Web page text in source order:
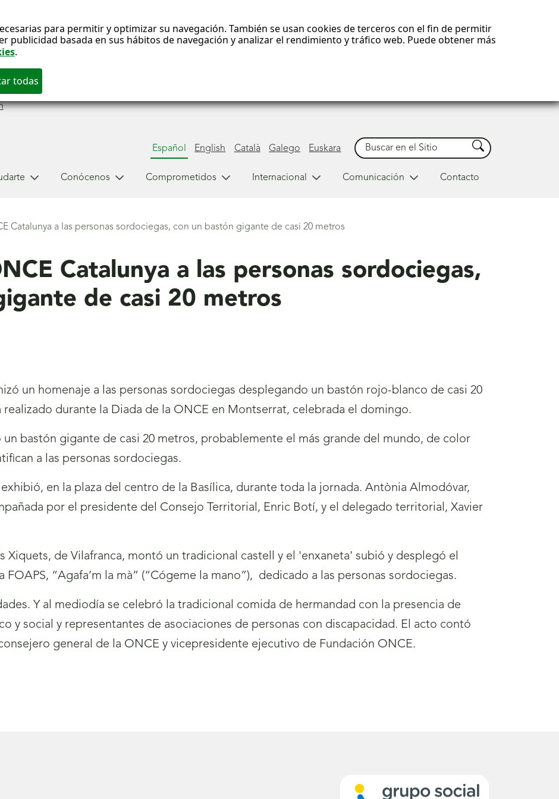
para permitir y optimizar su navegación. También se usan cookies de terceros con el fin de permitir
publicidad basada en sus hábitos de navegación y analizar el rendimiento y tráfico web. Puede obtener más
.
Español English Català Galego Euskara
Buscar Buscar
Conócenos Comprometidos Internacional Comunicación Contacto
Catalunya a las personas sordociegas, con un bastón gigante de casi 20 metros
Catalunya a las personas sordociegas,
de casi 20 metros
un homenaje a las personas sordociegas desplegando un bastón rojo-blanco de casi 20
realizado durante la Diada de la ONCE en Montserrat, celebrada el domingo.
un bastón gigante de casi 20 metros, probablemente el más grande del mundo, de color
a las personas sordociegas.
en la plaza del centro de la Basílica, durante toda la jornada. Antònia Almodóvar,
por el presidente del Consejo Territorial, Enric Botí, y el delegado territorial, Xavier
Xiquets, de Vilafranca, montó un tradicional castell y el 'enxaneta' subió y desplegó el
FOAPS, “Agafa’m la mà” (“Cógeme la mano”), dedicado a las personas sordociegas.
Y al mediodía se celebró la tradicional comida de hermandad con la presencia de
y social y representantes de asociaciones de personas con discapacidad. El acto contó
general de la ONCE y vicepresidente ejecutivo de Fundación ONCE.